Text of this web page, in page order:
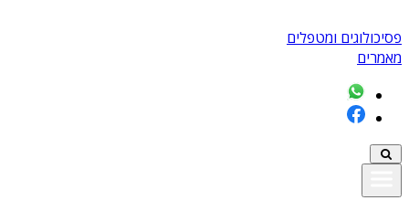
פסיכולוגים ומטפלים
מאמרים